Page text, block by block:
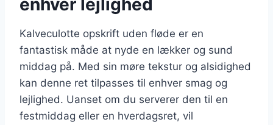
Kalveculotte opskrift uden fløde er en
fantastisk måde at nyde en lækker og sund
middag på. Med sin møre tekstur og alsidighed
kan denne ret tilpasses til enhver smag og
lejlighed. Uanset om du serverer den til en
festmiddag eller en hverdagsret, vil